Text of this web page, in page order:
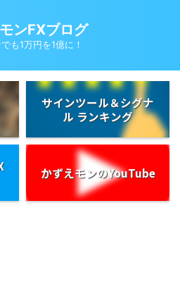
ンFXブログ
も1万円を1億に！
サインツール＆シグナ
ル ランキング
かずえモンのYouTube